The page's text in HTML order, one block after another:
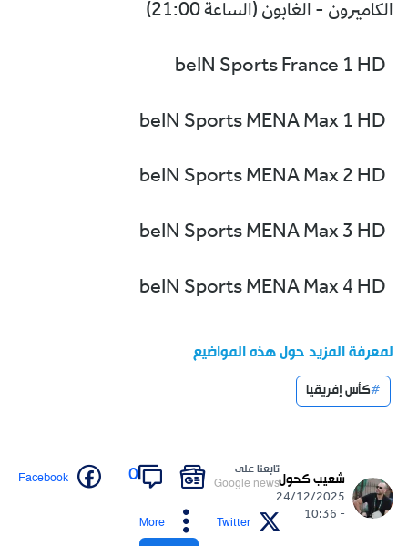
الكاميرون - الغابون (الساعة 21:00)
لمعرفة المزيد حول هذه المواضيع
كأس إفريقيا
شعيب كحول
24/12/2025
- 10:36
تابعنا على
Google news
0
Facebook
Twitter
More